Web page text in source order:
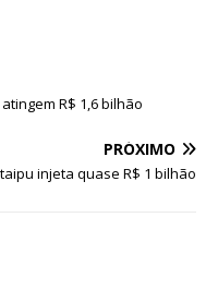
R$ 1,6 bilhão
PRÓXIMO
injeta quase R$ 1 bilhão